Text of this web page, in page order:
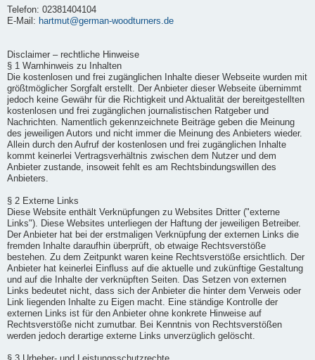
Telefon: 02381404104
E-Mail: hartmut@german-woodturners.de
Disclaimer – rechtliche Hinweise
§ 1 Warnhinweis zu Inhalten
Die kostenlosen und frei zugänglichen Inhalte dieser Webseite wurden mit
größtmöglicher Sorgfalt erstellt. Der Anbieter dieser Webseite übernimmt
jedoch keine Gewähr für die Richtigkeit und Aktualität der bereitgestellten
kostenlosen und frei zugänglichen journalistischen Ratgeber und
Nachrichten. Namentlich gekennzeichnete Beiträge geben die Meinung
des jeweiligen Autors und nicht immer die Meinung des Anbieters wieder.
Allein durch den Aufruf der kostenlosen und frei zugänglichen Inhalte
kommt keinerlei Vertragsverhältnis zwischen dem Nutzer und dem
Anbieter zustande, insoweit fehlt es am Rechtsbindungswillen des
Anbieters.
§ 2 Externe Links
Diese Website enthält Verknüpfungen zu Websites Dritter ("externe
Links"). Diese Websites unterliegen der Haftung der jeweiligen Betreiber.
Der Anbieter hat bei der erstmaligen Verknüpfung der externen Links die
fremden Inhalte daraufhin überprüft, ob etwaige Rechtsverstöße
bestehen. Zu dem Zeitpunkt waren keine Rechtsverstöße ersichtlich. Der
Anbieter hat keinerlei Einfluss auf die aktuelle und zukünftige Gestaltung
und auf die Inhalte der verknüpften Seiten. Das Setzen von externen
Links bedeutet nicht, dass sich der Anbieter die hinter dem Verweis oder
Link liegenden Inhalte zu Eigen macht. Eine ständige Kontrolle der
externen Links ist für den Anbieter ohne konkrete Hinweise auf
Rechtsverstöße nicht zumutbar. Bei Kenntnis von Rechtsverstößen
werden jedoch derartige externe Links unverzüglich gelöscht.